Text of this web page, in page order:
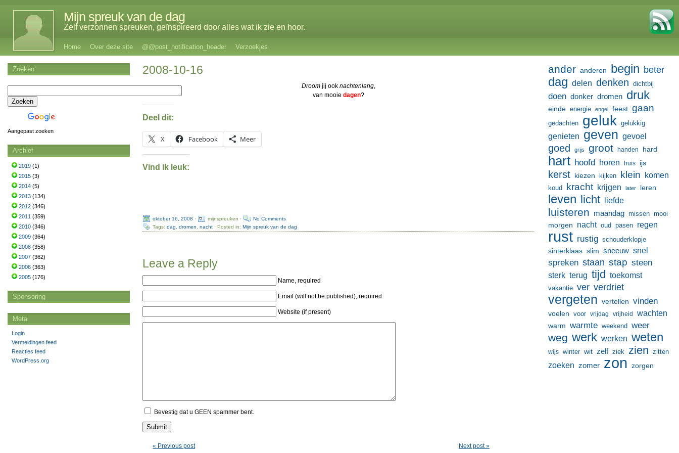
Mijn spreuk van de dag
Zelf verzonnen spreuken, geïnspireerd door alles wat ik zie en hoor.
Home Over deze site @@post_notification_header Verzoekjes
2008-10-16
Droomjij ook nachtenlang,
van mooie dagen?
Deel dit:
X Facebook Meer
Vind ik leuk:
oktober 16, 2008 · mijnspreuken ·
No Comments
Tags:dag ,dromen ,nacht · Posted in:Mijn spreuk van de dag
Leave a Reply
Name, required
Email (will not be published), required
Website (if present)
Bevestig dat u GEEN spammer bent.
« Previous post Next post »
ander anderen begin beter
dag delen denken dichtbij
doen donker dromen druk
einde energie engel feest gaan
gedachten geluk gelukkig
genieten geven gevoel
goed grijs groot handen hard
hart hoofd horen huis ijs
kerst kiezen kijken klein komen
koud kracht krijgen later leren
leven licht liefde
luisteren maandag missen mooi
morgen nacht oud pasen regen
rust rustig schouderklopje
sinterklaas slim sneeuw snel
spreken staan stap steen
sterk terug tijd toekomst
vakantie ver verdriet
vergeten vertellen vinden
voelen voor vrijdag vrijheid wachten
warm warmte weekend weer
weg werk werken weten
wijs winter wit zelf ziek zien zitten
zoeken zomer zon zorgen
Zoeken
Aangepast zoeken
Archief
2019 (1)
2015 (3)
2014 (5)
2013 (134)
2012 (346)
2011 (359)
2010 (346)
2009 (364)
2008 (358)
2007 (362)
2006 (363)
2005 (176)
Sponsoring
Meta
Login
Vermeldingen feed
Reacties feed
WordPress.org